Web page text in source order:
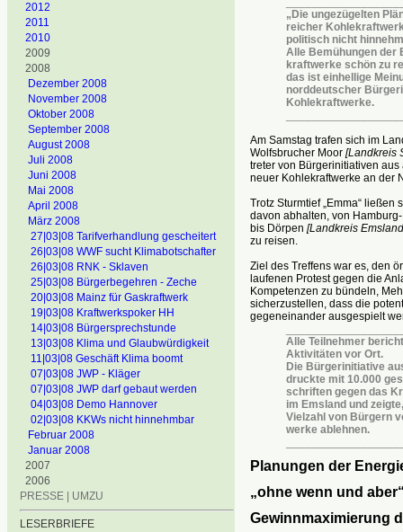
2012
2011
2010
2009
2008
Dezember 2008
November 2008
Oktober 2008
September 2008
August 2008
Juli 2008
Juni 2008
Mai 2008
April 2008
März 2008
27|03|08 Tarifverhandlung gescheitert
26|03|08 WWF sucht Klimabotschafter
26|03|08 RNK - Sklaven
25|03|08 Bürgerbegehren - Zeche
20|03|08 Mainz für Gaskraftwerk
19|03|08 Kraftwerkspoker HH
14|03|08 Bürgersprechstunde
13|03|08 Klima und Glaubwürdigkeit
11|03|08 Geschäft Klima boomt
07|03|08 JWP - Kläger
07|03|08 JWP darf gebaut werden
04|03|08 Demo Hannover
02|03|08 KKWs nicht hinnehmbar
Februar 2008
Januar 2008
2007
2006
PRESSE | UMZU
LESERBRIEFE
„Die ungezügelten
reicher
politisch nicht
Alle Bemühungen der
kraftwerke schön zu
das ist einhellige
norddeutscher
Kohlekraftwerke.
Am Samstag trafen sich im
Wolfsbrucher Moor [Landkreis
treter von Bürgerinitiativen
neuer Kohlekraftwerke an der
Trotz Sturmtief „Emma“ ließen
davon abhalten, von
bis Dörpen [Landkreis
zu reisen.
Ziel des Treffens war es, den
laufenen Protest gegen die
Kompetenzen zu bündeln,
sicherzustellen, dass die
gegeneinander ausgespielt
Alle Teilnehmer
Aktivitäten vor Ort.
Die Bürgerinitiative
druckte mit 10.000
schriften gegen das
im Emsland und
Vielzahl von Bürgern
werke ablehnen.
Planungen der
„ohne wenn und
Gewinnmaximierung